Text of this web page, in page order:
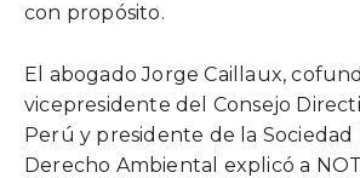
con propósito.
El abogado Jorge Caillaux,
vicepresidente del Consejo
Perú y presidente de la Sociedad
Derecho Ambiental explicó a